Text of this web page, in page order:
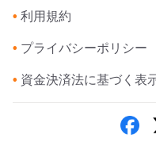
• 利用規約
• プライバシーポリシー
• 資金決済法に基づく表